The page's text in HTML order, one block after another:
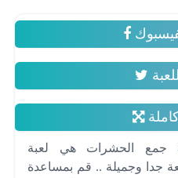
جمع الحشرات هي لعبة
جدا وجميلة .. قم بمساعدة